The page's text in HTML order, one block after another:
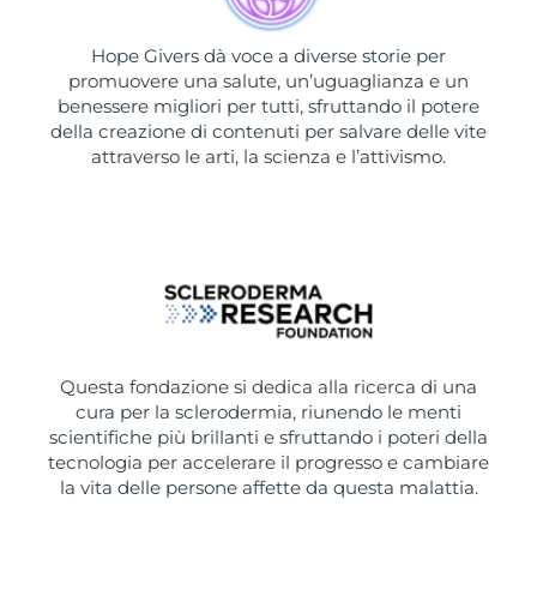
Hope Givers dà voce a diverse storie per
promuovere una salute, un’uguaglianza e un
benessere migliori per tutti, sfruttando il potere
della creazione di contenuti per salvare delle vite
attraverso le arti, la scienza e l’attivismo.
Questa fondazione si dedica alla ricerca di una
cura per la sclerodermia, riunendo le menti
scientifiche più brillanti e sfruttando i poteri della
tecnologia per accelerare il progresso e cambiare
la vita delle persone affette da questa malattia.